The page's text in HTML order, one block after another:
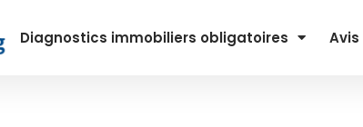
Diagnostics immobiliers obligatoires Avis